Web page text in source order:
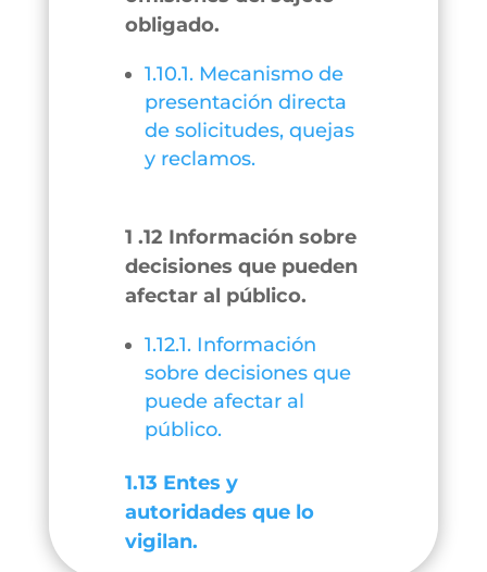
obligado.
1.10.1. Mecanismo de
presentación directa
de solicitudes, quejas
y reclamos.
1 .12 Información sobre
decisiones que pueden
afectar al público.
1.12.1. Información
sobre decisiones que
puede afectar al
público.
1.13 Entes y
autoridades que lo
vigilan.